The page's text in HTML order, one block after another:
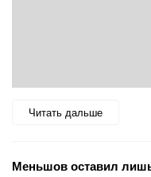
Читать дальше
Меньшов оставил